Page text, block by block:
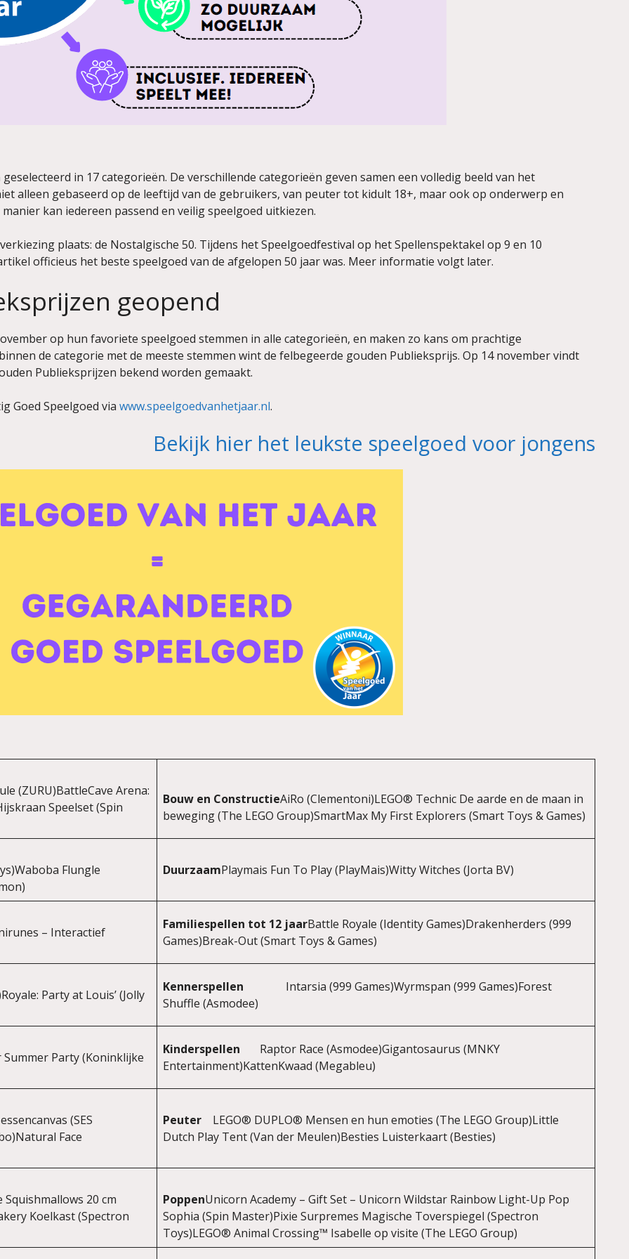
in 17 categorieën. De verschillende categorieën geven samen een volledig beeld van het
alleen gebaseerd op de leeftijd van de gebruikers, van peuter tot kidult 18+, maar ook op onderwerp en
kan iedereen passend en veilig speelgoed uitkiezen.
plaats: de Nostalgische 50. Tijdens het Speelgoedfestival op het Spellenspektakel op 9 en 10
officieus het beste speelgoed van de afgelopen 50 jaar was. Meer informatie volgt later.
geopend
op hun favoriete speelgoed stemmen in alle categorieën, en maken zo kans om prachtige
de categorie met de meeste stemmen wint de felbegeerde gouden Publieksprijs. Op 14 november vindt
Publieksprijzen bekend worden gemaakt.
Goed Speelgoed via www.speelgoedvanhetjaar.nl.
Bekijk hier het leukste speelgoed voor jongens
(ZURU)BattleCave Arena:
Speelset (Spin
Bouw en ConstructieAiRo (Clementoni)LEGO® Technic De aarde en de maan in
beweging (The LEGO Group)SmartMax My First Explorers (Smart Toys & Games)
Flungle
DuurzaamPlaymais Fun To Play (PlayMais)Witty Witches (Jorta BV)
– Interactief
Familiespellen tot 12 jaarBattle Royale (Identity Games)Drakenherders (999
Games)Break-Out (Smart Toys & Games)
Party at Louis’ (Jolly
Kennerspellen Intarsia (999 Games)Wyrmspan (999 Games)Forest
Shuffle (Asmodee)
Party (Koninklijke
Kinderspellen Raptor Race (Asmodee)Gigantosaurus (MNKY
Entertainment)KattenKwaad (Megableu)
(SES
Face
Peuter LEGO® DUPLO® Mensen en hun emoties (The LEGO Group)Little
Dutch Play Tent (Van der Meulen)Besties Luisterkaart (Besties)
20 cm
Koelkast (Spectron
PoppenUnicorn Academy – Gift Set – Unicorn Wildstar Rainbow Light-Up Pop
Sophia (Spin Master)Pixie Surpremes Magische Toverspiegel (Spectron
Toys)LEGO® Animal Crossing™ Isabelle op visite (The LEGO Group)